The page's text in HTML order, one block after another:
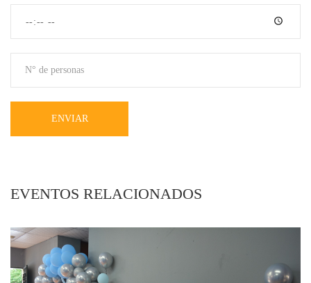
ENVIAR
EVENTOS RELACIONADOS